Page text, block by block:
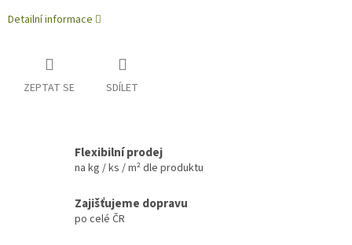
Detailní informace
ZEPTAT SE SDÍLET
Flexibilní prodej
na kg / ks / m² dle produktu
Zajišťujeme dopravu
po celé ČR